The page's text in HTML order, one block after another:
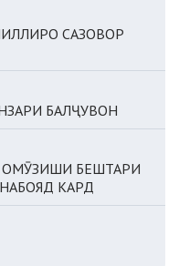
САЗОВОР
БАЛҶУВОН
ОМӮЗИШИ БЕШТАРИ
КАРД